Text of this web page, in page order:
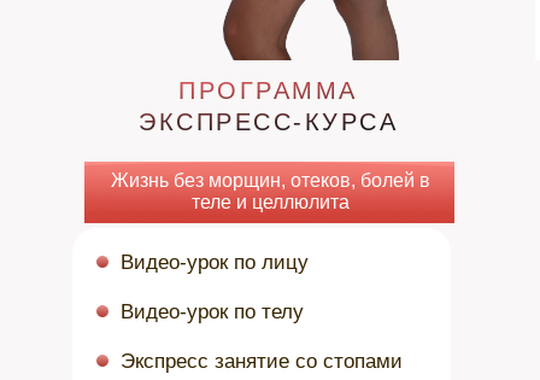
ПРОГРАММА
ЭКСПРЕСС-КУРСА
Видео-урок по лицу
Видео-урок по телу
Экспресс занятие со стопами
Жизнь без морщин, отеков, болей в
теле и целлюлита